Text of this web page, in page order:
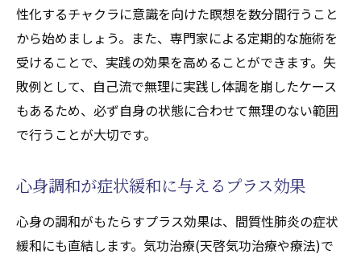
性化するチャクラに意識を向けた瞑想を数分間行うこと
から始めましょう。また、専門家による定期的な施術を
受けることで、実践の効果を高めることができます。失
敗例として、自己流で無理に実践し体調を崩したケース
もあるため、必ず自身の状態に合わせて無理のない範囲
で行うことが大切です。
心身調和が症状緩和に与えるプラス効果
心身の調和がもたらすプラス効果は、間質性肺炎の症状
緩和にも直結します。気功治療(天啓気功治療や療法)で